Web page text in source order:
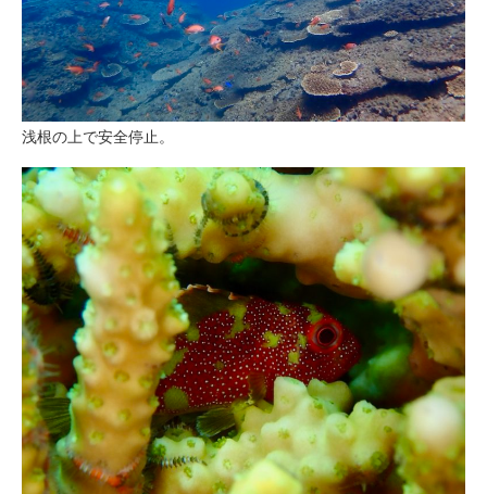
浅根の上で安全停止。